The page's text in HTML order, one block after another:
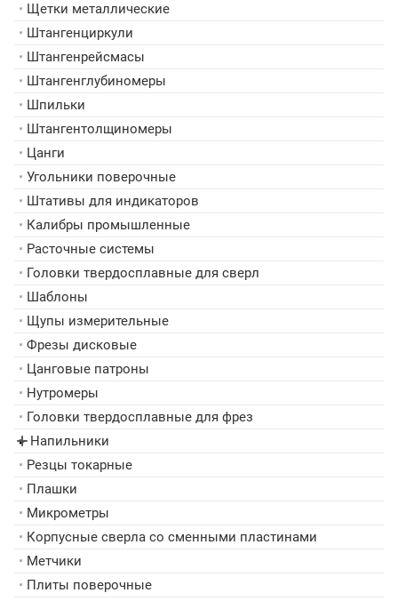
• Щетки металлические
• Штангенциркули
• Штангенрейсмасы
• Штангенглубиномеры
• Шпильки
• Штангентолщиномеры
• Цанги
• Угольники поверочные
• Штативы для индикаторов
• Калибры промышленные
• Расточные системы
• Головки твердосплавные для сверл
• Шаблоны
• Щупы измерительные
• Фрезы дисковые
• Цанговые патроны
• Нутромеры
• Головки твердосплавные для фрез
▸ Напильники
• Резцы токарные
• Плашки
• Микрометры
• Корпусные сверла со сменными пластинами
• Метчики
• Плиты поверочные